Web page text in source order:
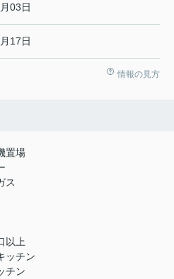
03日
17日
情報の見方
置場
ス
以上
ッチン
チン